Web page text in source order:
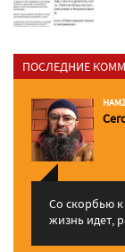
ПОСЛЕДНИЕ
Со скорбью
жизнь идет,